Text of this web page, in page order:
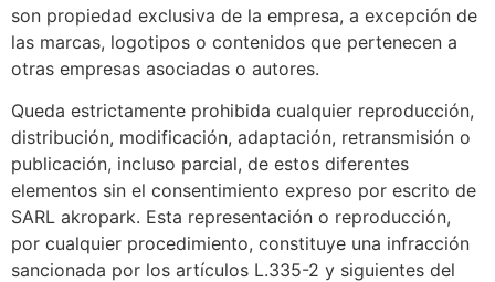
son propiedad exclusiva de la empresa, a excepción de
las marcas, logotipos o contenidos que pertenecen a
otras empresas asociadas o autores.
Queda estrictamente prohibida cualquier reproducción,
distribución, modificación, adaptación, retransmisión o
publicación, incluso parcial, de estos diferentes
elementos sin el consentimiento expreso por escrito de
SARL akropark. Esta representación o reproducción,
por cualquier procedimiento, constituye una infracción
sancionada por los artículos L.335-2 y siguientes del